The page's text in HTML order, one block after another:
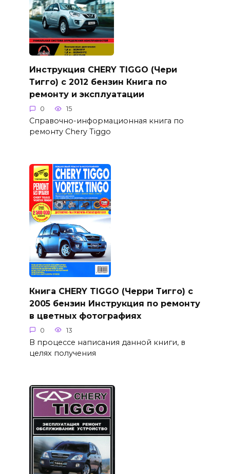
Инструкция CHERY TIGGO (Чери
Тигго) с 2012 бензин Книга по
ремонту и эксплуатации
0 15
Справочно-информационная книга по
ремонту Chery Tiggo
Книга CHERY TIGGO (Черри Тигго) с
2005 бензин Инструкция по ремонту
в цветных фотографиях
0 13
В процессе написания данной книги, в
целях получения